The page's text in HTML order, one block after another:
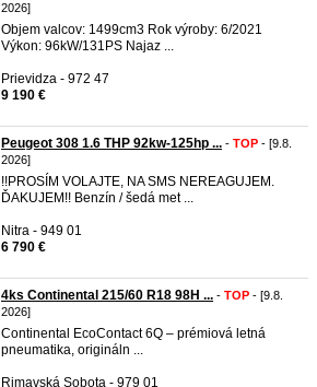
2026]
Objem valcov: 1499cm3 Rok výroby: 6/2021
Výkon: 96kW/131PS Najaz ...
Prievidza - 972 47
9 190 €
Peugeot 308 1.6 THP 92kw-125hp ... - TOP - [9.8.
2026]
!!PROSÍM VOLAJTE, NA SMS NEREAGUJEM.
ĎAKUJEM!! Benzín / šedá met ...
Nitra - 949 01
6 790 €
4ks Continental 215/60 R18 98H ... - TOP - [9.8.
2026]
Continental EcoContact 6Q – prémiová letná
pneumatika, origináln ...
Rimavská Sobota - 979 01